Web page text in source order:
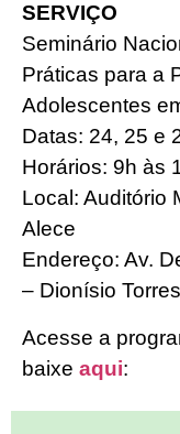
SERVIÇO
Seminário
Práticas para a
Adolescentes
Datas: 24, 25 e
Horários: 9h às
Local: Auditório
Alece
Endereço: Av.
– Dionísio Torres
Acesse a
baixe aqui: